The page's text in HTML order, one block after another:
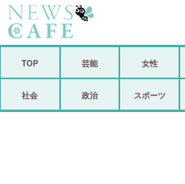
TOP 芸能 女性
社会 政治 スポーツ